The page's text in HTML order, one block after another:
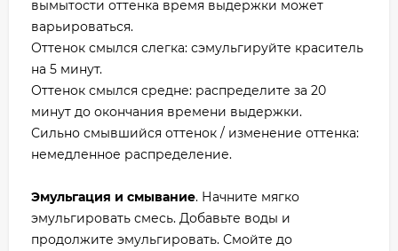
вымытости оттенка время выдержки может
варьироваться.
Оттенок смылся слегка: сэмульгируйте краситель
на 5 минут.
Оттенок смылся средне: распределите за 20
минут до окончания времени выдержки.
Сильно смывшийся оттенок / изменение оттенка:
немедленное распределение.
Эмульгация и смывание. Начните мягко
эмульгировать смесь. Добавьте воды и
продолжите эмульгировать. Смойте до